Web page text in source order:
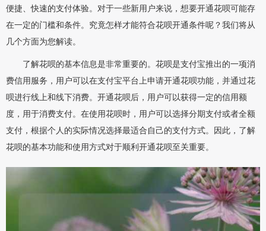
便捷、快速的支付体验。对于一些新用户来说，想要开通花呗可能存
在一定的门槛和条件。究竟怎样才能符合花呗开通条件呢？我们将从
几个方面为您解读。
了解花呗的基本信息是非常重要的。花呗是支付宝推出的一项消
费信用服务，用户可以在支付宝平台上申请开通花呗功能，并通过花
呗进行线上和线下消费。开通花呗后，用户可以获得一定的信用额
度，用于消费支付。在使用花呗时，用户可以选择分期支付或者全额
支付，根据个人的实际情况选择最适合自己的支付方式。因此，了解
花呗的基本功能和使用方式对于顺利开通花呗至关重要。